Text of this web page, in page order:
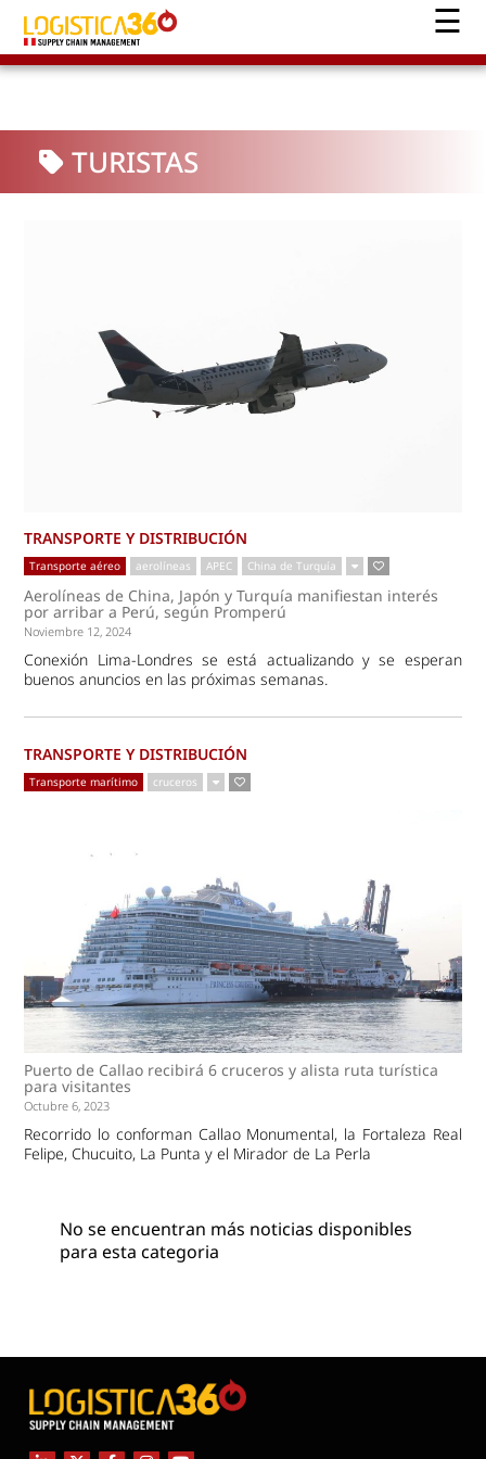
TURISTAS
TRANSPORTE Y DISTRIBUCIÓN
Transporte aéreo aerolíneas APEC China de Turquía
Aerolíneas de China, Japón y Turquía manifiestan interés
por arribar a Perú, según Promperú
Noviembre 12, 2024
Conexión Lima-Londres se está actualizando y se esperan
buenos anuncios en las próximas semanas.
TRANSPORTE Y DISTRIBUCIÓN
Transporte marítimo cruceros
Puerto de Callao recibirá 6 cruceros y alista ruta turística
para visitantes
Octubre 6, 2023
Recorrido lo conforman Callao Monumental, la Fortaleza Real
Felipe, Chucuito, La Punta y el Mirador de La Perla
No se encuentran más noticias disponibles
para esta categoria